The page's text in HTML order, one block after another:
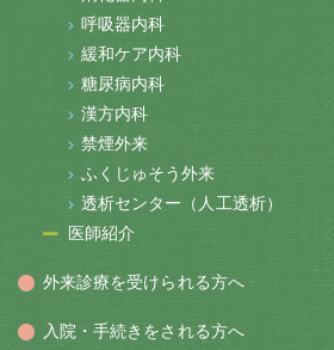
呼吸器内科
緩和ケア内科
糖尿病内科
漢方内科
禁煙外来
ふくじゅそう外来
透析センター（人工透析）
医師紹介
外来診療を受けられる方へ
入院・手続きをされる方へ